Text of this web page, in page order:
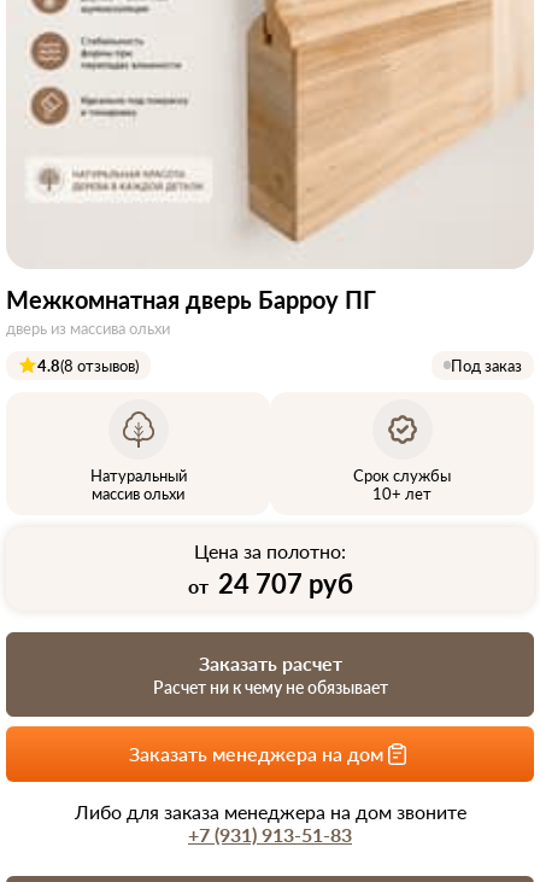
Межкомнатная дверь Барроу ПГ
дверь из массива ольхи
4.8(8 отзывов) Под заказ
Натуральный
массив ольхи
Срок службы
10+ лет
Цена за полотно:
от 24 707 руб
Заказать расчет
Расчет ни к чему не обязывает
Заказать менеджера на дом
Либо для заказа менеджера на дом звоните
+7 (931) 913-51-83